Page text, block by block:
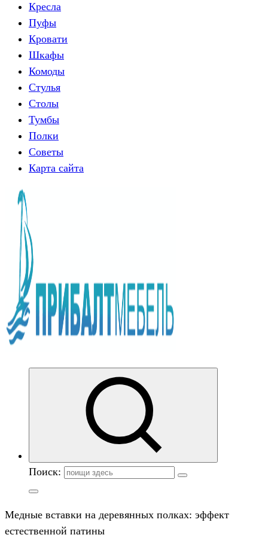
Кресла
Пуфы
Кровати
Шкафы
Комоды
Стулья
Столы
Тумбы
Полки
Советы
Карта сайта
Поиск:
Медные вставки на деревянных полках: эффект
естественной патины